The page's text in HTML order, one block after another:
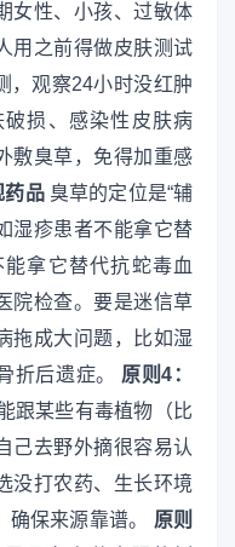
女性、小孩、过敏体
用之前得做皮肤测试
观察24小时没红肿
损、感染性皮肤病
敷臭草，免得加重感
药品臭草的定位是“辅
湿疹患者不能拿它替
拿它替代抗蛇毒血
院检查。要是迷信草
拖成大问题，比如湿
折后遗症。 原则4：
跟某些有毒植物（比
己去野外摘很容易认
没打农药、生长环境
确保来源靠谱。 原则